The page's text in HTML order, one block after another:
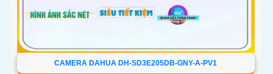
CAMERA DAHUA DH-SD3E205DB-GNY-A-PV1